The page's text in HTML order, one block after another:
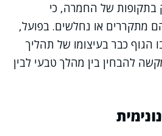
בתקופות של החמרה, כי
מתקררים או נחלשים. בפועל,
הגוף כבר בעיצומו של תהליך
להבחין בין מהלך טבעי לבין